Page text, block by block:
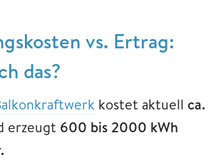
vs. Ertrag:
das?
kostet aktuell ca.
erzeugt 600 bis 2000 kWh